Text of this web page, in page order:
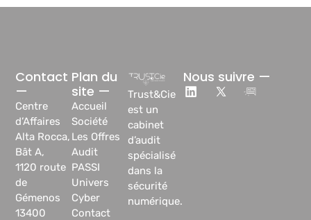
Trust&Cie
est un
cabinet
d’audit
spécialisé
dans la
sécurité
numérique.
Plan du
site —
Accueil
Société
Les Offres
Audit
PASSI
Univers
Cyber
Contact
Contact
—
Centre
d’Affaires
Alta Rocca,
Bât A,
1120 route
de
Gémenos
13400
Nous suivre —